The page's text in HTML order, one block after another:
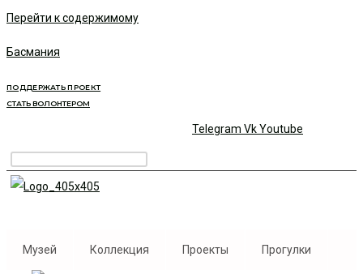
Перейти к содержимому
Басмания
ПОДДЕРЖАТЬ ПРОЕКТ
СТАТЬ ВОЛОНТЕРОМ
Telegram VkYoutube
Музей Коллекция Проекты Прогулки